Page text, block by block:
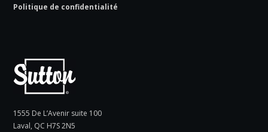
Politique de confidentialité
1555 De L’Avenir suite 100
Laval, QC H7S 2N5